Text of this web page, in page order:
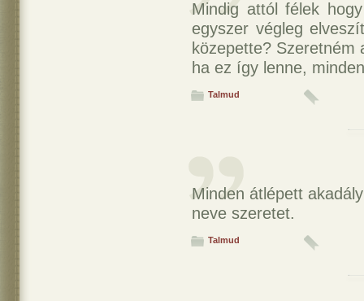
Mindig attól félek
egyszer végleg
közepette?
ha ez így lenne,
Talmud
Minden átlépett
neve szeretet.
Talmud